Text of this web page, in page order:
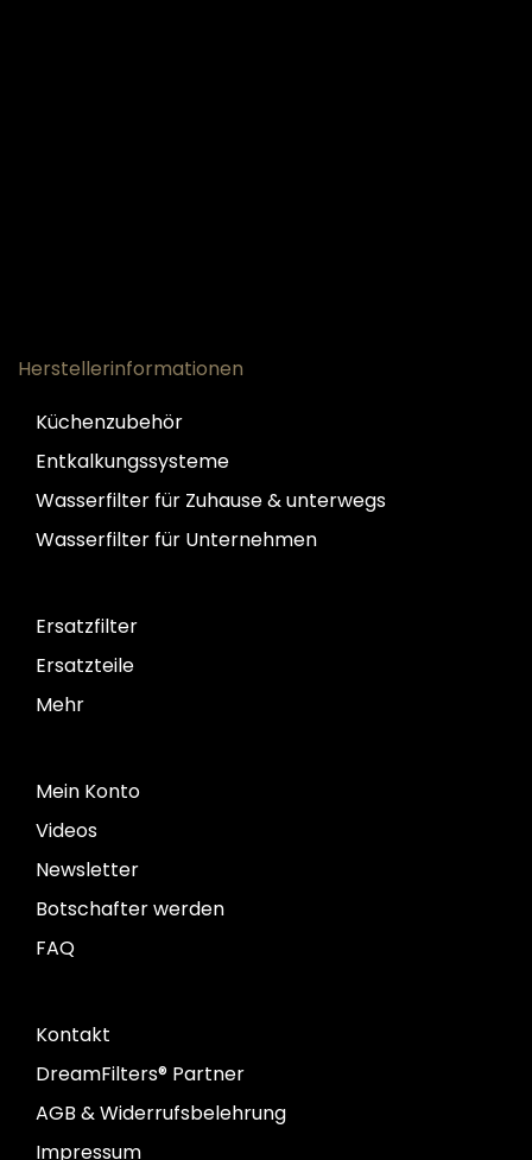
Herstellerinformationen
Küchenzubehör
Entkalkungssysteme
Wasserfilter für Zuhause & unterwegs
Wasserfilter für Unternehmen
Ersatzfilter
Ersatzteile
Mehr
Mein Konto
Videos
Newsletter
Botschafter werden
FAQ
Kontakt
DreamFilters® Partner
AGB & Widerrufsbelehrung
Impressum